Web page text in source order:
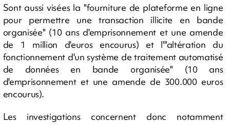
Sont aussi visées la "fourniture de plateforme en ligne
pour permettre une transaction illicite en bande
organisée" (10 ans d'emprisonnement et une amende
de 1 million d'euros encourus) et l'"altération du
fonctionnement d'un système de traitement automatisé
de données en bande organisée" (10 ans
d'emprisonnement et une amende de 300.000 euros
encourus).
Les investigations concernent donc notamment